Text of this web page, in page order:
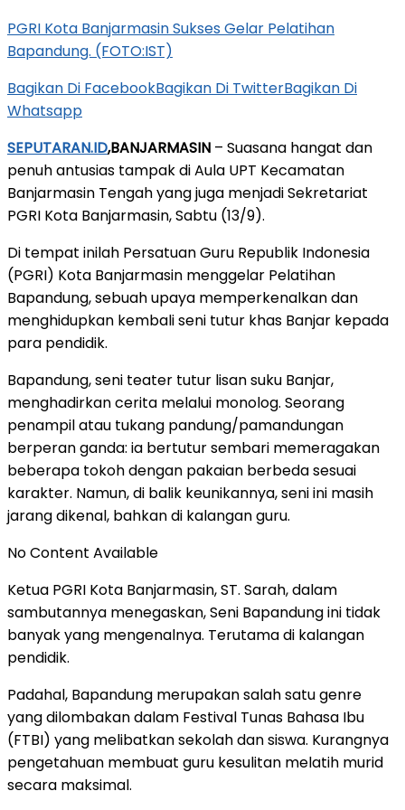
PGRI Kota Banjarmasin Sukses Gelar Pelatihan
Bapandung. (FOTO:IST)
Bagikan Di FacebookBagikan Di TwitterBagikan Di
Whatsapp
SEPUTARAN.ID,BANJARMASIN – Suasana hangat dan
penuh antusias tampak di Aula UPT Kecamatan
Banjarmasin Tengah yang juga menjadi Sekretariat
PGRI Kota Banjarmasin, Sabtu (13/9).
Di tempat inilah Persatuan Guru Republik Indonesia
(PGRI) Kota Banjarmasin menggelar Pelatihan
Bapandung, sebuah upaya memperkenalkan dan
menghidupkan kembali seni tutur khas Banjar kepada
para pendidik.
Bapandung, seni teater tutur lisan suku Banjar,
menghadirkan cerita melalui monolog. Seorang
penampil atau tukang pandung/pamandungan
berperan ganda: ia bertutur sembari memeragakan
beberapa tokoh dengan pakaian berbeda sesuai
karakter. Namun, di balik keunikannya, seni ini masih
jarang dikenal, bahkan di kalangan guru.
No Content Available
Ketua PGRI Kota Banjarmasin, ST. Sarah, dalam
sambutannya menegaskan, Seni Bapandung ini tidak
banyak yang mengenalnya. Terutama di kalangan
pendidik.
Padahal, Bapandung merupakan salah satu genre
yang dilombakan dalam Festival Tunas Bahasa Ibu
(FTBI) yang melibatkan sekolah dan siswa. Kurangnya
pengetahuan membuat guru kesulitan melatih murid
secara maksimal.